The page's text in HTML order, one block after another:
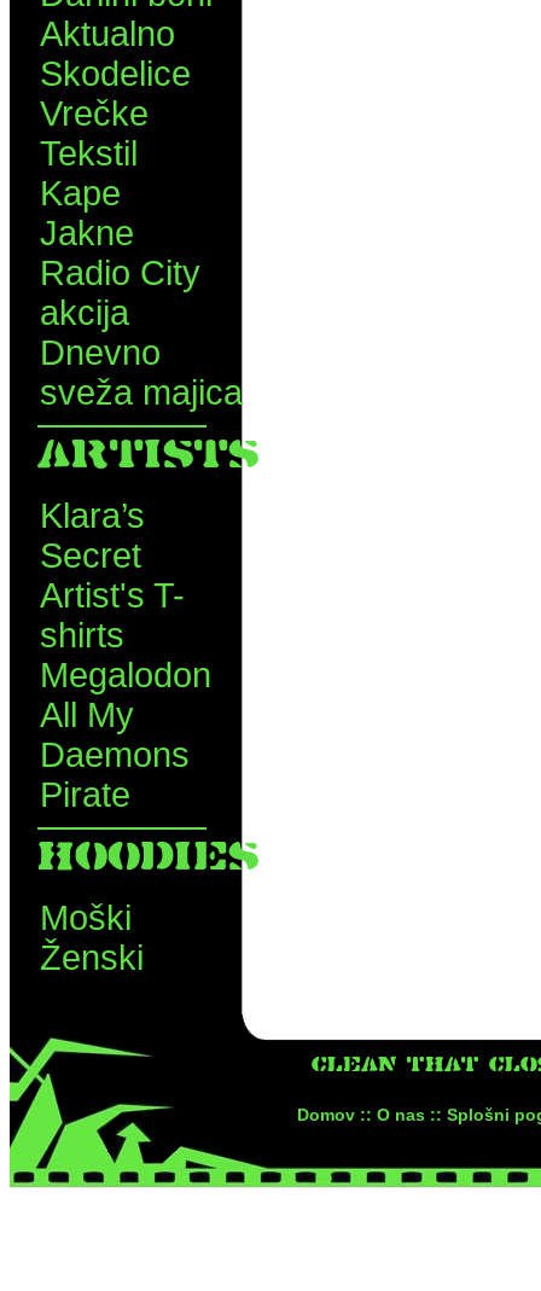
Aktualno
Skodelice
Vrečke
Tekstil
Kape
Jakne
Radio City
akcija
Dnevno
sveža majica
ARTISTS
Klara’s
Secret
Artist's T-
shirts
Megalodon
All My
Daemons
Pirate
HOODIES
Moški
Ženski
CLEAN THAT
Domov :: O nas :: Splošni